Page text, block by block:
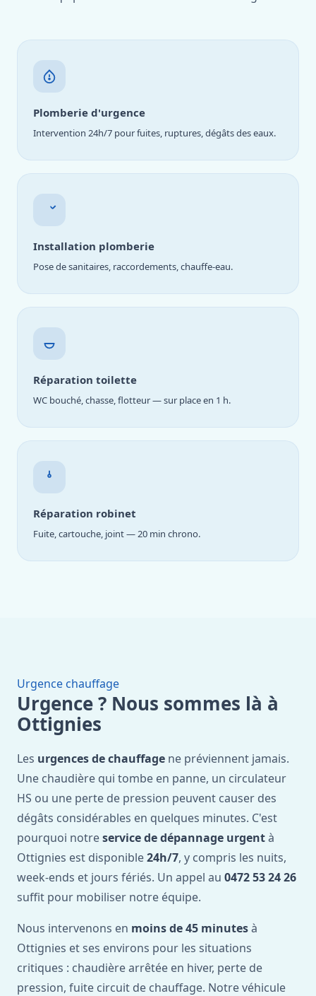
Plomberie d'urgence
Intervention 24h/7 pour fuites, ruptures, dégâts des eaux.
Installation plomberie
Pose de sanitaires, raccordements, chauffe-eau.
Réparation toilette
WC bouché, chasse, flotteur — sur place en 1 h.
Réparation robinet
Fuite, cartouche, joint — 20 min chrono.
Urgence chauffage
Urgence ? Nous sommes là à
Ottignies
Les urgences de chauffage ne préviennent jamais.
Une chaudière qui tombe en panne, un circulateur
HS ou une perte de pression peuvent causer des
dégâts considérables en quelques minutes. C'est
pourquoi notreservice de dépannage urgentà
Ottignies est disponible24h/7, y compris les nuits,
week-ends et jours fériés. Un appel au 0472 53 24 26
suffit pour mobiliser notre équipe.
Nous intervenons en moins de 45 minutesà
Ottignies et ses environs pour les situations
critiques : chaudière arrêtée en hiver, perte de
pression, fuite circuit de chauffage. Notre véhicule